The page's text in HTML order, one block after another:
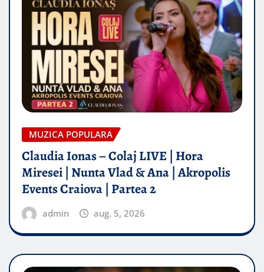
MUZICA POPULARA
Claudia Ionas – Colaj LIVE | Hora
Miresei | Nunta Vlad & Ana | Akropolis
Events Craiova | Partea 2
admin aug. 5, 2026